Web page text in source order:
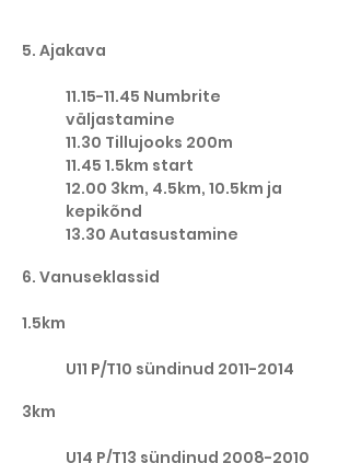
5. Ajakava
11.15-11.45 Numbrite
väljastamine
11.30 Tillujooks 200m
11.45 1.5km start
12.00 3km, 4.5km, 10.5km ja
kepikõnd
13.30 Autasustamine
6. Vanuseklassid
1.5km
U11 P/T10 sündinud 2011-2014
3km
U14 P/T13 sündinud 2008-2010